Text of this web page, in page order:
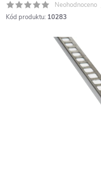
Neohodnoceno
Kód produktu: 10283